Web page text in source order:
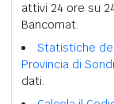
attivi 24 ore su
Bancomat.
Statistiche
Provincia di
dati.